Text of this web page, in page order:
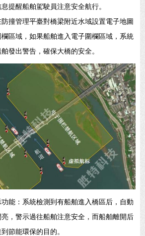
提醒船舶駕駛員注意安全航行。
撞管理平臺對橋梁附近水域設置電子地圖
區域，如果船舶進入電子圍欄區域，系統
發出警告，確保大橋的安全。
能：系統檢測到有船舶進入橋區后，自動
，警示過往船舶注意安全，而船舶離開后
節能環保的目的。